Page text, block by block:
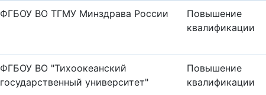
ФГБОУ ВО ТГМУ Минздрава России
Повышение
квалификации
ФГБОУ ВО "Тихоокеанский
государственный университет"
Повышение
квалификации